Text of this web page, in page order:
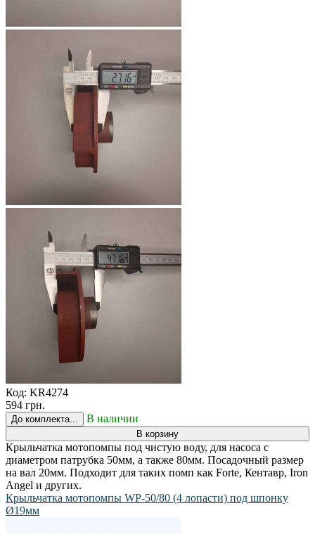
Код: KR4274
594 грн.
До комплекта... В наличии
В корзину
Крыльчатка мотопомпы под чистую воду, для насоса с
диаметром патрубка 50мм, а также 80мм. Посадочный размер
на вал 20мм. Подходит для таких помп как Forte, Кентавр, Iron
Angel и других.
Крыльчатка мотопомпы WP-50/80 (4 лопасти) под шпонку
Ø19мм